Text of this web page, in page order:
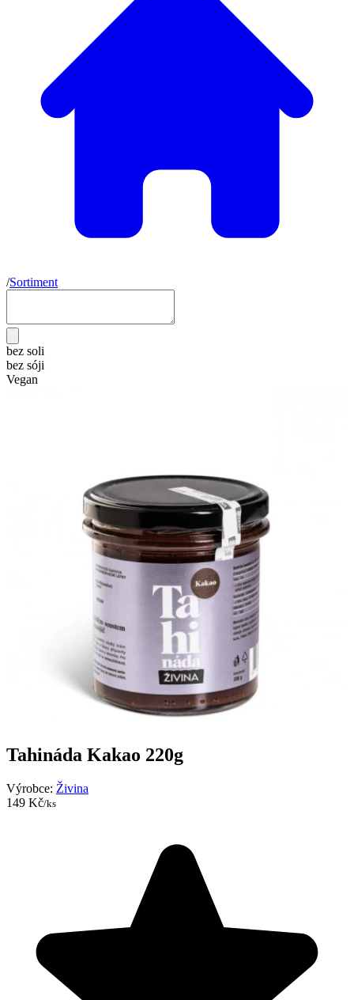
/Sortiment
bez soli
bez sóji
Vegan
Tahináda Kakao 220g
Výrobce: Živina
149 Kč/ks